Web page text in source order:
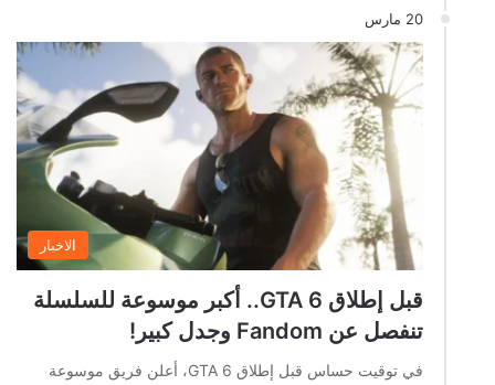
20 مارس
الاخبار
قبل إطلاق GTA 6.. أكبر موسوعة للسلسلة
تنفصل عن Fandom وجدل كبير!
في توقيت حساس قبل إطلاق GTA 6، أعلن فريق موسوعة